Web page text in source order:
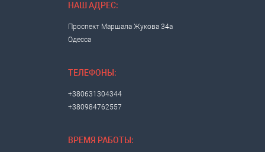
НАШ АДРЕС:
Проспект Маршала Жукова 34а
Одесса
ТЕЛЕФОНЫ:
+380631304344
+380984762557
ВРЕМЯ РАБОТЫ: